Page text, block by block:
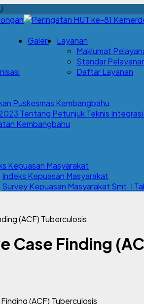
Galeri
Layanan
Maklumat
Standar
Daftar Layanan
Puskesmas Kembangbahu
Tentang Petunjuk Teknis
Kembangbahu
Kepuasan Masyarakat
Indeks Kepuasan Masyarakat
Survey Kepuasan Masyarakat Smt. I
(ACF) Tuberculosis
Case Finding